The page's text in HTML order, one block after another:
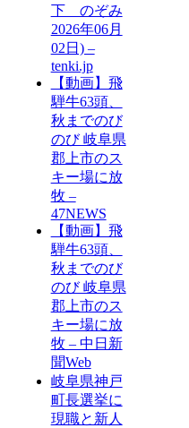
下 のぞみ
2026年06月
02日) –
tenki.jp
【動画】飛
騨牛63頭、
秋までのび
のび 岐阜県
郡上市のス
キー場に放
牧 –
47NEWS
【動画】飛
騨牛63頭、
秋までのび
のび 岐阜県
郡上市のス
キー場に放
牧 – 中日新
聞Web
岐阜県神戸
町長選挙に
現職と新人